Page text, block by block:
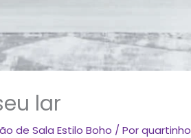
lar
de Sala Estilo Boho / Por